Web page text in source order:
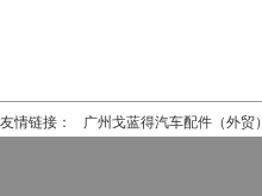
友情链接： 广州戈蓝得汽车配件（外贸）